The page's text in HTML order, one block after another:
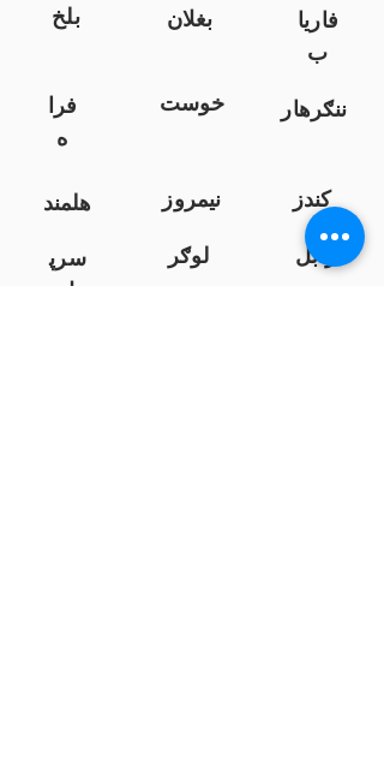
بلخ
بغلان
فاریا
ب
فرا
ه
خوست ننګرهار
هلمند نیمروز
کندز
سرپ
ل
لوګر زابل